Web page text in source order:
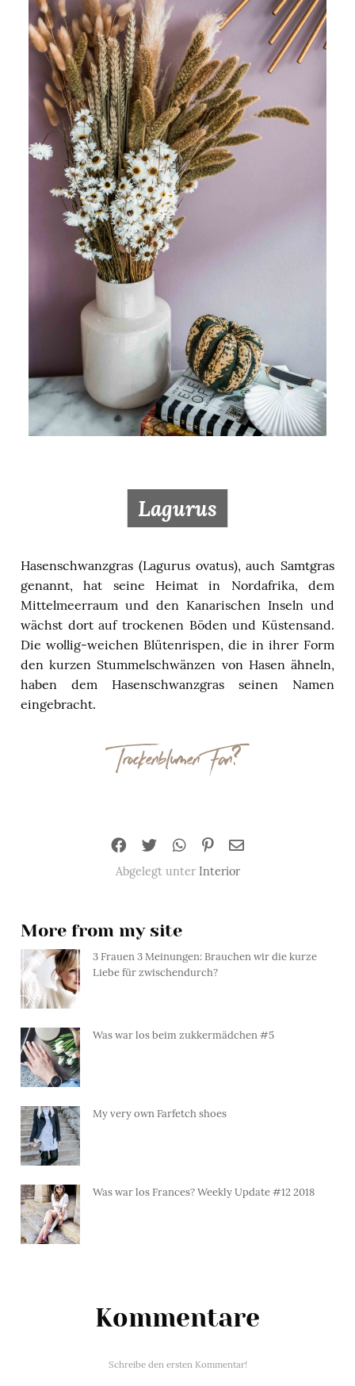
Lagurus
Hasenschwanzgras (Lagurus ovatus), auch Samtgras
genannt, hat seine Heimat in Nordafrika, dem
Mittelmeerraum und den Kanarischen Inseln und
wächst dort auf trockenen Böden und Küstensand.
Die wollig-weichen Blütenrispen, die in ihrer Form
den kurzen Stummelschwänzen von Hasen ähneln,
haben dem Hasenschwanzgras seinen Namen
eingebracht.
Trockenblumen Fan?
Abgelegt unter Interior
More from my site
3 Frauen 3 Meinungen: Brauchen wir die kurze
Liebe für zwischendurch?
Was war los beim zukkermädchen #5
My very own Farfetch shoes
Was war los Frances? Weekly Update #12 2018
Kommentare
Schreibe den ersten Kommentar!